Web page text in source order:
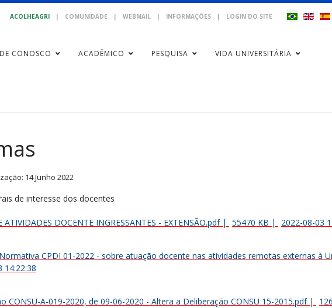
ACOLHEAGRI | COMUNIDADE | WEBMAIL | INFORMAÇÕES | LOGIN DO SITE
CONOSCO ACADÊMICO PESQUISA VIDA UNIVERSITÁRIA
14 Junho 2022
de interesse dos docentes
ATIVIDADES DOCENTE INGRESSANTES - EXTENSÃO.pdf| 55470 KB | 2022-08-03
CPDI 01-2022 - sobre atuação docente nas atividades remotas externas à
14:22:38
CONSU-A-019-2020, de 09-06-2020 - Altera a Deliberação CONSU 15-2015.pdf|